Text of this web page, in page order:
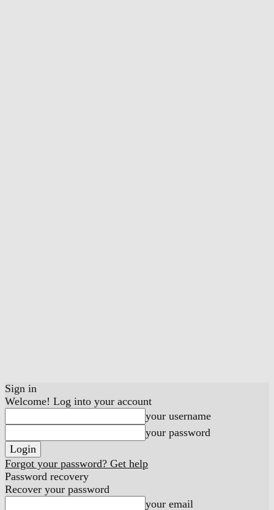
Sign in
Welcome! Log into your account
your username
your password
Forgot your password? Get help
Password recovery
Recover your password
your email